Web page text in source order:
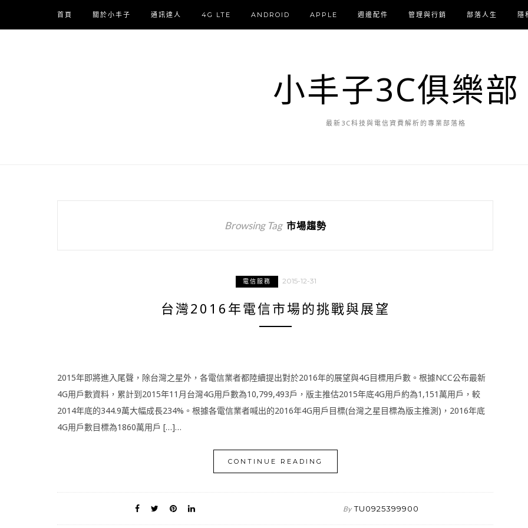
首頁 關於小丰子 通訊達人 4G LTE ANDROID APPLE 週邊配件 管理與行銷 部落人生 隱
小丰子3C俱樂部
最新3C科技與電信資費解析的專業部落格
Browsing Tag 市場趨勢
電信服務 2015-12-31
台灣2016年電信市場的挑戰與展望
2015年即將進入尾聲，除台灣之星外，各電信業者都陸續提出對於2016年的展望與4G目標用戶數。根據NCC公布最新
4G用戶數資料，累計到2015年11月台灣4G用戶數為10,799,493戶，版主推估2015年底4G用戶約為1,151萬用戶，較
2014年底的344.9萬大幅成長234%。根據各電信業者喊出的2016年4G用戶目標(台灣之星目標為版主推測)，2016年底
4G用戶數目標為1860萬用戶 […]…
CONTINUE READING
By TU0925399900